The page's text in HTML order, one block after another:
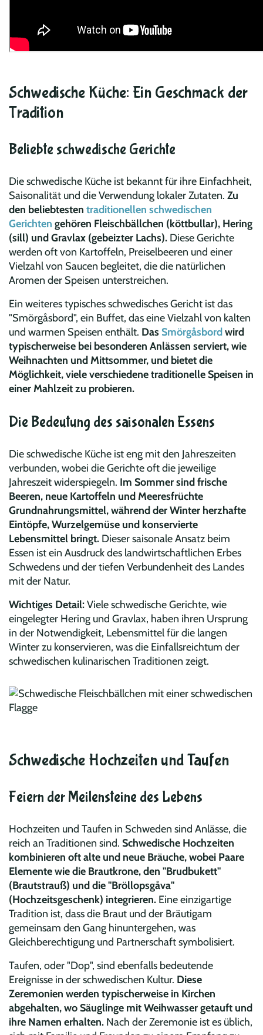
Schwedische Küche: Ein Geschmack der
Tradition
Beliebte schwedische Gerichte
Die schwedische Küche ist bekannt für ihre Einfachheit,
Saisonalität und die Verwendung lokaler Zutaten. Zu
den beliebtesten traditionellen schwedischen
Gerichten gehören Fleischbällchen (köttbullar), Hering
(sill) und Gravlax (gebeizter Lachs). Diese Gerichte
werden oft von Kartoffeln, Preiselbeeren und einer
Vielzahl von Saucen begleitet, die die natürlichen
Aromen der Speisen unterstreichen.
Ein weiteres typisches schwedisches Gericht ist das
"Smörgåsbord", ein Buffet, das eine Vielzahl von kalten
und warmen Speisen enthält. Das Smörgåsbord wird
typischerweise bei besonderen Anlässen serviert, wie
Weihnachten und Mittsommer, und bietet die
Möglichkeit, viele verschiedene traditionelle Speisen in
einer Mahlzeit zu probieren.
Die Bedeutung des saisonalen Essens
Die schwedische Küche ist eng mit den Jahreszeiten
verbunden, wobei die Gerichte oft die jeweilige
Jahreszeit widerspiegeln. Im Sommer sind frische
Beeren, neue Kartoffeln und Meeresfrüchte
Grundnahrungsmittel, während der Winter herzhafte
Eintöpfe, Wurzelgemüse und konservierte
Lebensmittel bringt. Dieser saisonale Ansatz beim
Essen ist ein Ausdruck des landwirtschaftlichen Erbes
Schwedens und der tiefen Verbundenheit des Landes
mit der Natur.
Wichtiges Detail:Viele schwedische Gerichte, wie
eingelegter Hering und Gravlax, haben ihren Ursprung
in der Notwendigkeit, Lebensmittel für die langen
Winter zu konservieren, was die Einfallsreichtum der
schwedischen kulinarischen Traditionen zeigt.
Schwedische Hochzeiten und Taufen
Feiern der Meilensteine des Lebens
Hochzeiten und Taufen in Schweden sind Anlässe, die
reich an Traditionen sind. Schwedische Hochzeiten
kombinieren oft alte und neue Bräuche, wobei Paare
Elemente wie die Brautkrone, den "Brudbukett"
(Brautstrauß) und die "Bröllopsgåva"
(Hochzeitsgeschenk) integrieren. Eine einzigartige
Tradition ist, dass die Braut und der Bräutigam
gemeinsam den Gang hinuntergehen, was
Gleichberechtigung und Partnerschaft symbolisiert.
Taufen, oder "Dop", sind ebenfalls bedeutende
Ereignisse in der schwedischen Kultur. Diese
Zeremonien werden typischerweise in Kirchen
abgehalten, wo Säuglinge mit Weihwasser getauft und
ihre Namen erhalten. Nach der Zeremonie ist es üblich,